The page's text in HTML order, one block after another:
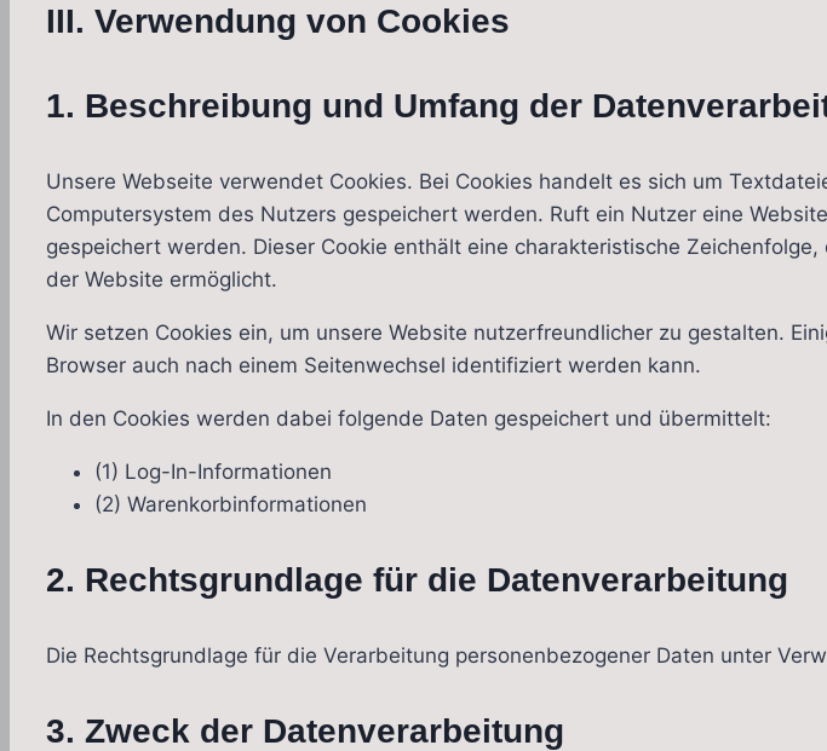
III. Verwendung von Cookies
1. Beschreibung und Umfang der
Unsere Webseite verwendet Cookies. Bei Cookies handelt es sich um
Computersystem des Nutzers gespeichert werden. Ruft ein Nutzer eine
gespeichert werden. Dieser Cookie enthält eine charakteristische
der Website ermöglicht.
Wir setzen Cookies ein, um unsere Website nutzerfreundlicher zu gestalten.
Browser auch nach einem Seitenwechsel identifiziert werden kann.
In den Cookies werden dabei folgende Daten gespeichert und übermittelt:
(1) Log-In-Informationen
(2) Warenkorbinformationen
2. Rechtsgrundlage für die Datenverarbeitung
Die Rechtsgrundlage für die Verarbeitung personenbezogener Daten unter
3. Zweck der Datenverarbeitung